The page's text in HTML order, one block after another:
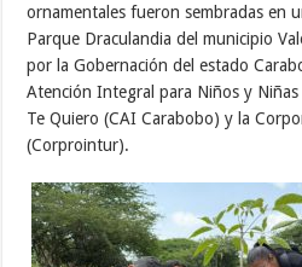
ornamentales fueron sembradas en
Parque Draculandia del municipio
por la Gobernación del estado
Atención Integral para Niños y
Te Quiero (CAI Carabobo) y la
(Corprointur).